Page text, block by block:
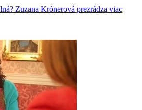
Zuzana Krónerová prezrádza viac